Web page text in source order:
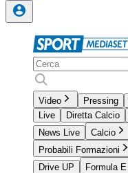
Video Pressing
Live
Diretta Calcio
News Live
Calcio
Probabili Formazioni
Drive UP
Formula E